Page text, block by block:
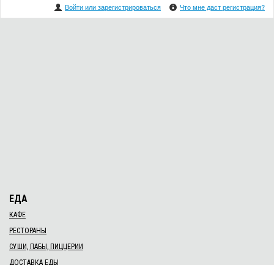
Войти или зарегистрироваться Что мне даст регистрация?
ЕДА
КАФЕ
РЕСТОРАНЫ
СУШИ, ПАБЫ, ПИЦЦЕРИИ
ДОСТАВКА ЕДЫ